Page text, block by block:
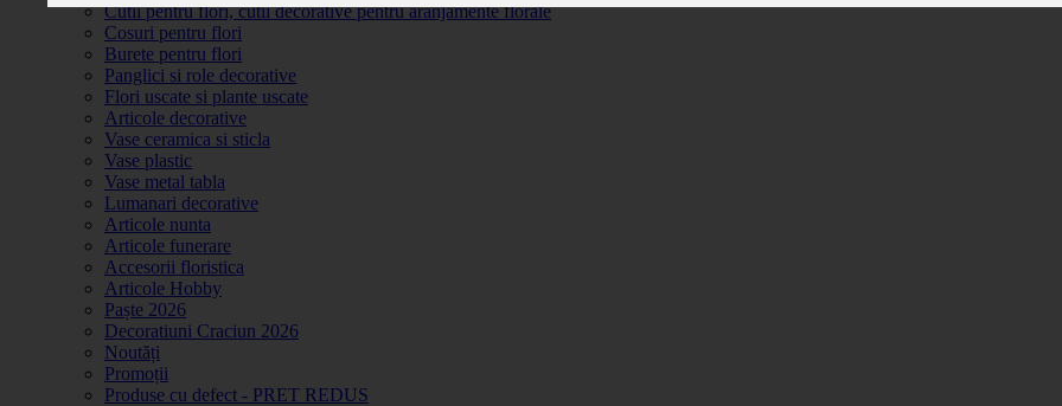
Cutii pentru flori, cutii decorative pentru aranjamente florale
Cosuri pentru flori
Burete pentru flori
Panglici si role decorative
Flori uscate si plante uscate
Articole decorative
Vase ceramica si sticla
Vase plastic
Vase metal tabla
Lumanari decorative
Articole nunta
Articole funerare
Accesorii floristica
Articole Hobby
Paște 2026
Decoratiuni Craciun 2026
Noutăți
Promoții
Produse cu defect - PRET REDUS